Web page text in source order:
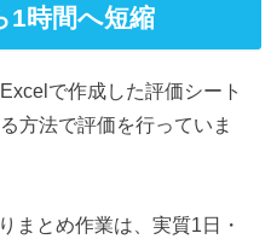
1時間へ短縮
で作成した評価シート
方法で評価を行っていま
まとめ作業は、実質1日・